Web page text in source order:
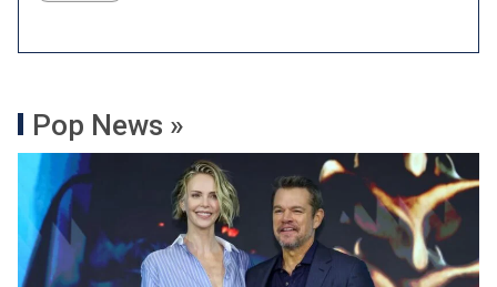
Pop News »